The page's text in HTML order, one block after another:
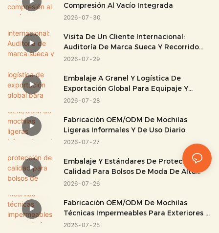
Compresión Al Vacío Integrada
2026 07 30
Visita De Un Cliente Internacional:
Auditoría De Marca Sueca Y Recorrido
Por La Fábrica.
2026 07 29
Embalaje A Granel Y Logística De
Exportación Global Para Equipaje Y
Bolsos.
2026 07 28
Fabricación OEM/ODM De Mochilas
Ligeras Informales Y De Uso Diario
2026 07 27
Embalaje Y Estándares De Protección De
Calidad Para Bolsos De Moda De Alta
Gama
2026 07 26
Fabricación OEM/ODM De Mochilas
Técnicas Impermeables Para Exteriores Y
Para Uso Técnico.
2026 07 25